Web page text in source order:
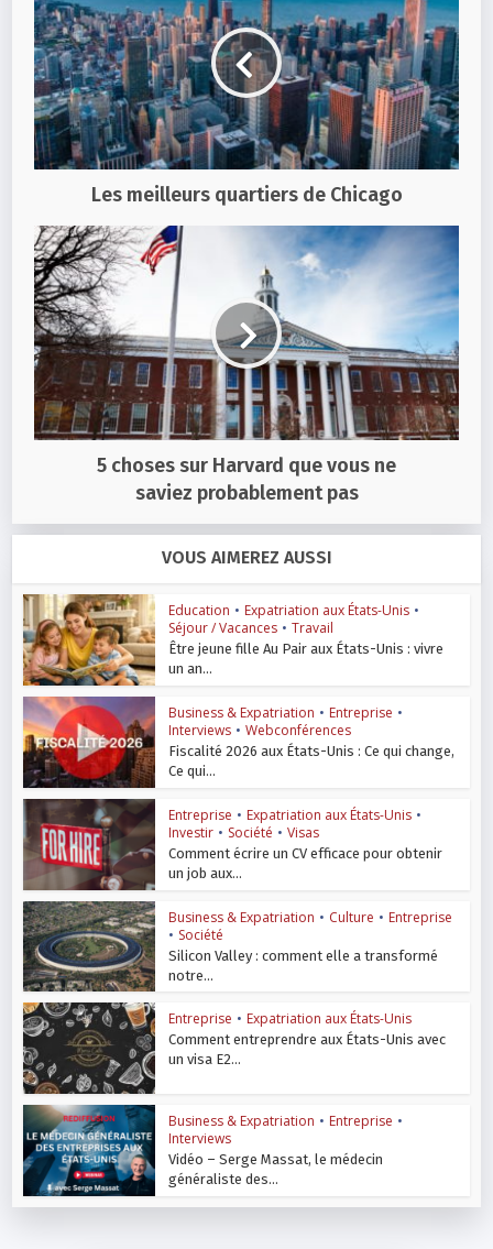
Les meilleurs quartiers de Chicago
5 choses sur Harvard que vous ne
saviez probablement pas
VOUS AIMEREZ AUSSI
Education • Expatriation aux États-Unis •
Séjour / Vacances • Travail
Être jeune fille Au Pair aux États-Unis : vivre
un an...
Business & Expatriation • Entreprise •
Interviews • Webconférences
Fiscalité 2026 aux États-Unis : Ce qui change,
Ce qui...
Entreprise • Expatriation aux États-Unis •
Investir • Société • Visas
Comment écrire un CV efficace pour obtenir
un job aux...
Business & Expatriation • Culture • Entreprise
• Société
Silicon Valley : comment elle a transformé
notre...
Entreprise • Expatriation aux États-Unis
Comment entreprendre aux États-Unis avec
un visa E2...
Business & Expatriation • Entreprise •
Interviews
Vidéo – Serge Massat, le médecin
généraliste des...